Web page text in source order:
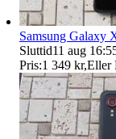
Samsung Galaxy
Sluttid11 aug
Pris:1 349 kr,Eller